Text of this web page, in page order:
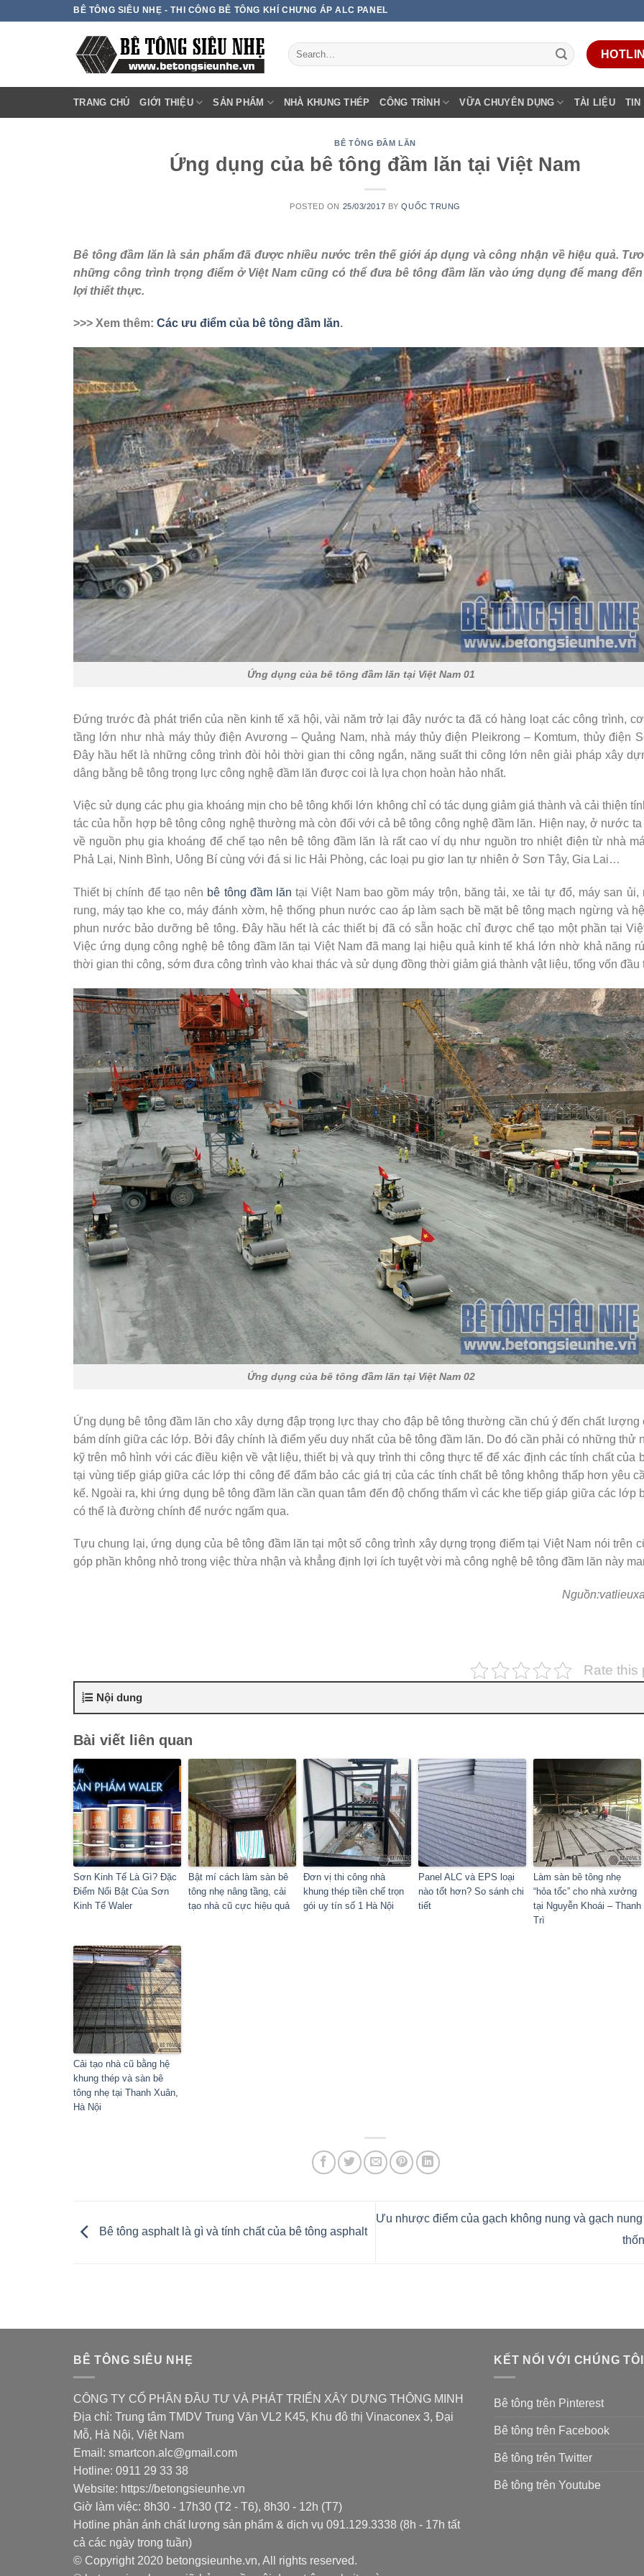
BÊ TÔNG SIÊU NHẸ - THI CÔNG BÊ TÔNG KHÍ CHƯNG ÁP ALC PANEL
TRANG CHỦ GIỚI THIỆU SẢN PHẨM NHÀ KHUNG THÉP CÔNG TRÌNH VỮA CHUYÊN DỤNG TÀI LIỆU TIN
BÊ TÔNG ĐẦM LĂN
Ứng dụng của bê tông đầm lăn tại Việt Nam
POSTED ON 25/03/2017 BYQUỐC TRUNG
Bê tông đầm lăn là sản phẩm đã được nhiều nước trên thế giới áp dụng và công nhận về hiệu quả.
những công trình trọng điểm ở Việt Nam cũng có thể đưa bê tông đầm lăn vào ứng dụng để mang
lợi thiết thực.
>>> Xem thêm: Các ưu điểm của bê tông đầm lăn.
Ứng dụng của bê tông đầm lăn tại Việt Nam 01
Đứng trước đà phát triển của nền kinh tế xã hội, vài năm trở lại đây nước ta đã có hàng loạt các công trình,
tầng lớn như nhà máy thủy điện Avương – Quảng Nam, nhà máy thủy điện Pleikrong – Komtum, thủy điện
Đây hầu hết là những công trình đòi hỏi thời gian thi công ngắn, năng suất thi công lớn nên giải pháp xây
dâng bằng bê tông trọng lực công nghệ đầm lăn được coi là lựa chọn hoàn hảo nhất.
Việc sử dụng các phụ gia khoáng mịn cho bê tông khối lớn không chỉ có tác dụng giảm giá thành và cải thiện
tác của hỗn hợp bê tông công nghệ thường mà còn đối với cả bê tông công nghệ đầm lăn. Hiện nay, ở nước
về nguồn phụ gia khoáng để chế tạo nên bê tông đầm lăn là rất cao ví dụ như nguồn tro nhiệt điện từ nhà
Phả Lại, Ninh Bình, Uông Bí cùng với đá si lic Hải Phòng, các loại pu giơ lan tự nhiên ở Sơn Tây, Gia Lai…
Thiết bị chính để tạo nên bê tông đầm lăn tại Việt Nam bao gồm máy trộn, băng tải, xe tải tự đổ, máy san ủi,
rung, máy tạo khe co, máy đánh xờm, hệ thống phun nước cao áp làm sạch bề mặt bê tông mạch ngừng và
phun nước bảo dưỡng bê tông. Đây hầu hết là các thiết bị đã có sẵn hoặc chỉ được chế tạo một phần tại
Việc ứng dụng công nghệ bê tông đầm lăn tại Việt Nam đã mang lại hiệu quả kinh tế khá lớn nhờ khả năng
thời gian thi công, sớm đưa công trình vào khai thác và sử dụng đồng thời giảm giá thành vật liệu, tổng vốn đầu
Ứng dụng của bê tông đầm lăn tại Việt Nam 02
Ứng dụng bê tông đầm lăn cho xây dựng đập trọng lực thay cho đập bê tông thường cần chú ý đến chất lượng
bám dính giữa các lớp. Bởi đây chính là điểm yếu duy nhất của bê tông đầm lăn. Do đó cần phải có những thử
kỹ trên mô hình với các điều kiện về vật liệu, thiết bị và quy trình thi công thực tế để xác định các tính chất của
tại vùng tiếp giáp giữa các lớp thi công để đẩm bảo các giá trị của các tính chất bê tông không thấp hơn yêu
kế. Ngoài ra, khi ứng dụng bê tông đầm lăn cần quan tâm đến độ chống thấm vì các khe tiếp giáp giữa các lớp
có thể là đường chính để nước ngấm qua.
Tựu chung lại, ứng dụng của bê tông đầm lăn tại một số công trình xây dựng trọng điểm tại Việt Nam nói trên
góp phần không nhỏ trong việc thừa nhận và khẳng định lợi ích tuyệt vời mà công nghệ bê tông đầm lăn này
Rate this
Nội dung
Bài viết liên quan
Sơn Kinh Tế Là Gì? Đặc
Điểm Nổi Bật Của Sơn
Kinh Tế Waler
Bật mí cách làm sàn bê
tông nhẹ nâng tầng, cải
tạo nhà cũ cực hiệu quả
Đơn vị thi công nhà
khung thép tiền chế trọn
gói uy tín số 1 Hà Nội
Panel ALC và EPS loại
nào tốt hơn? So sánh chi
tiết
Làm sàn bê tông nhẹ
“hỏa tốc” cho nhà xưởng
tại Nguyễn Khoái – Thanh
Trì
Cải tạo nhà cũ bằng hệ
khung thép và sàn bê
tông nhẹ tại Thanh Xuân,
Hà Nội
Bê tông asphalt là gì và tính chất của bê tông asphalt
Ưu nhược điểm của gạch không nung và gạch
BÊ TÔNG SIÊU NHẸ
CÔNG TY CỔ PHẦN ĐẦU TƯ VÀ PHÁT TRIỂN XÂY DỰNG THÔNG MINH
Địa chỉ: Trung tâm TMDV Trung Văn VL2 K45, Khu đô thị Vinaconex 3, Đại
Mỗ, Hà Nội, Việt Nam
Email: smartcon.alc@gmail.com
Hotline: 0911 29 33 38
Website: https://betongsieunhe.vn
Giờ làm việc: 8h30 - 17h30 (T2 - T6), 8h30 - 12h (T7)
Hotline phản ánh chất lượng sản phẩm & dịch vụ 091.129.3338 (8h - 17h tất
cả các ngày trong tuần)
© Copyright 2020 betongsieunhe.vn, All rights reserved.
KẾT NỐI VỚI CHÚNG TÔI
Bê tông trên Pinterest
Bê tông trên Facebook
Bê tông trên Twitter
Bê tông trên Youtube